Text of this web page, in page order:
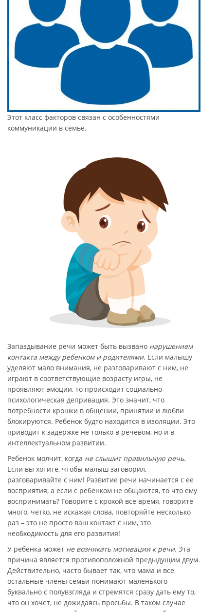
Этот класс факторов связан с особенностями
коммуникации в семье.
Запаздывание речи может быть вызвано нарушением
контакта между ребенком и родителями. Если малышу
уделяют мало внимания, не разговаривают с ним, не
играют в соответствующие возрасту игры, не
проявляют эмоции, то происходит социально-
психологическая депривация. Это значит, что
потребности крошки в общении, принятии и любви
блокируются. Ребенок будто находится в изоляции. Это
приводит к задержке не только в речевом, но и в
интеллектуальном развитии.
Ребенок молчит, когда не слышит правильную речь.
Если вы хотите, чтобы малыш заговорил,
разговаривайте с ним! Развитие речи начинается с ее
восприятия, а если с ребенком не общаются, то что ему
воспринимать? Говорите с крохой все время, говорите
много, четко, не искажая слова, повторяйте несколько
раз – это не просто ваш контакт с ним, это
необходимость для его развития!
У ребенка может не возникать мотивации к речи. Эта
причина является противоположной предыдущим двум.
Действительно, часто бывает так, что мама и все
остальные члены семьи понимают маленького
буквально с полувзгляда и стремятся сразу дать ему то,
что он хочет, не дожидаясь просьбы. В таком случае